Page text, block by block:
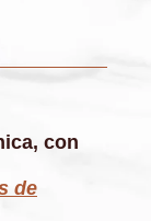
con
de